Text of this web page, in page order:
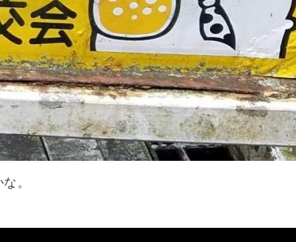
。